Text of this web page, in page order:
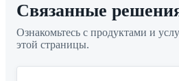
Связанные
Ознакомьтесь с продуктами и
этой страницы.